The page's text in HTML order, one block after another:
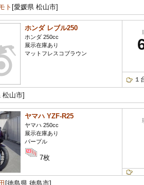
ト [愛媛県 松山市]
ホンダ レブル250
ホンダ 250cc
展示在庫あり
マットフレスコブラウン
１
松山市]
ヤマハ YZF-R25
ヤマハ 250cc
展示在庫あり
パープル
7枚
[徳島県 徳島市]